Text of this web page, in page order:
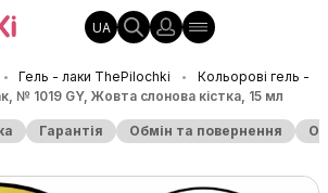
UA
• Гель - лаки ThePilochki •
Кольорові гель -
№ 1019 GY, Жовта слонова кістка, 15 мл
Гарантія Обмін та повернення